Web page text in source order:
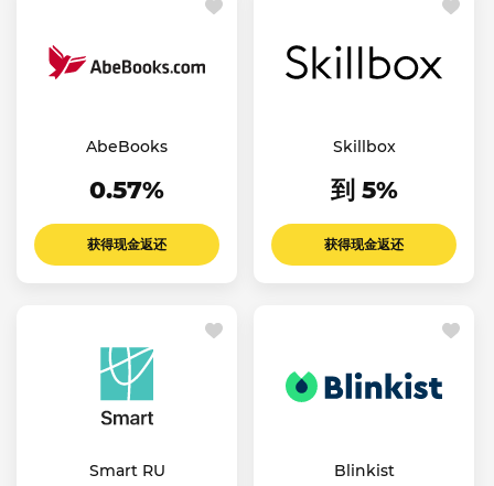
AbeBooks
0.57%
获得现金返还
Skillbox
到 5%
获得现金返还
Smart RU Blinkist